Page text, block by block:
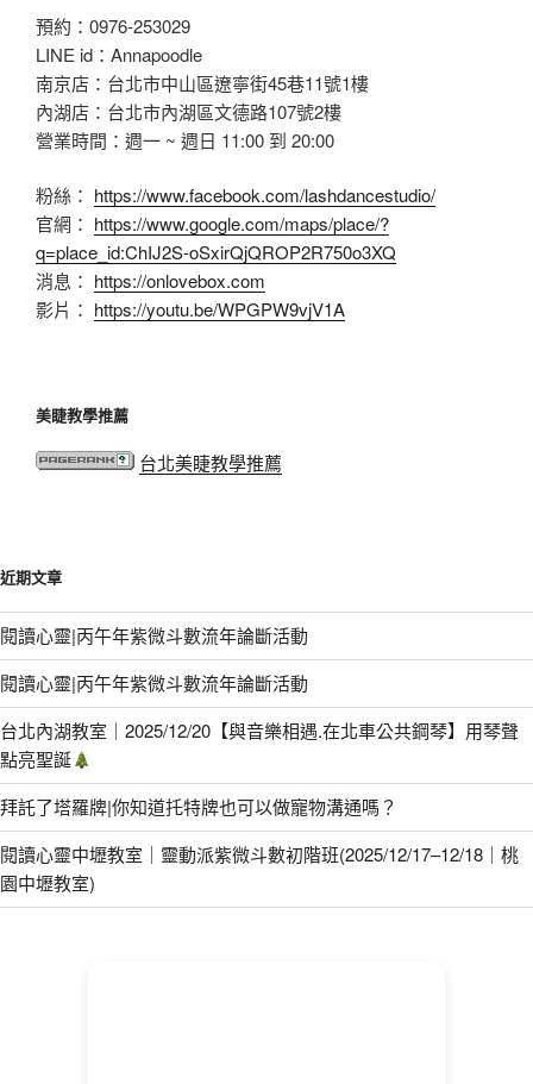
預約：0976-253029
LINE id：Annapoodle
南京店：台北市中山區遼寧街45巷11號1樓
內湖店：台北市內湖區文德路107號2樓
營業時間：週一 ~ 週日 11:00 到 20:00
粉絲： https://www.facebook.com/lashdancestudio/
官網： https://www.google.com/maps/place/?
q=place_id:ChIJ2S-oSxirQjQROP2R750o3XQ
消息： https://onlovebox.com
影片： https://youtu.be/WPGPW9vjV1A
美睫教學推薦
台北美睫教學推薦
近期文章
閱讀心靈|丙午年紫微斗數流年論斷活動
閱讀心靈|丙午年紫微斗數流年論斷活動
台北內湖教室｜2025/12/20【與音樂相遇.在北車公共鋼琴】用琴聲
點亮聖誕
拜託了塔羅牌|你知道托特牌也可以做寵物溝通嗎？
閱讀心靈中壢教室｜靈動派紫微斗數初階班(2025/12/17–12/18｜桃
園中壢教室)